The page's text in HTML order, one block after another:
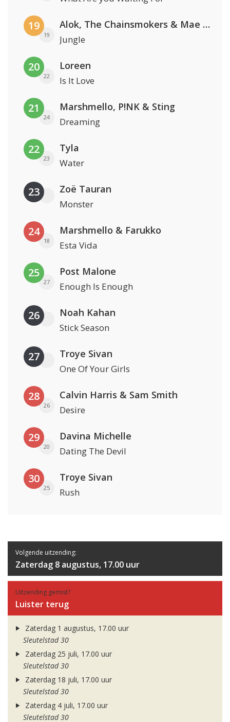
19
19
Alok, The Chainsmokers & Mae Stephens
Jungle
20
22
Loreen
Is It Love
21
24
Marshmello, P!NK & Sting
Dreaming
22
23
Tyla
Water
23 Zoë Tauran
Monster
24
18
Marshmello & Farukko
Esta Vida
25
27
Post Malone
Enough Is Enough
26 Noah Kahan
Stick Season
27 Troye Sivan
One Of Your Girls
28
26
Calvin Harris & Sam Smith
Desire
29
20
Davina Michelle
Dating The Devil
30
25
Troye Sivan
Rush
Volgende uitzending:
Zaterdag 8 augustus, 17.00 uur
Uitzending gemist?
Luister terug
Zaterdag 1 augustus, 17.00 uur
Sleutelstad 30
Zaterdag 25 juli, 17.00 uur
Sleutelstad 30
Zaterdag 18 juli, 17.00 uur
Sleutelstad 30
Zaterdag 4 juli, 17.00 uur
Sleutelstad 30